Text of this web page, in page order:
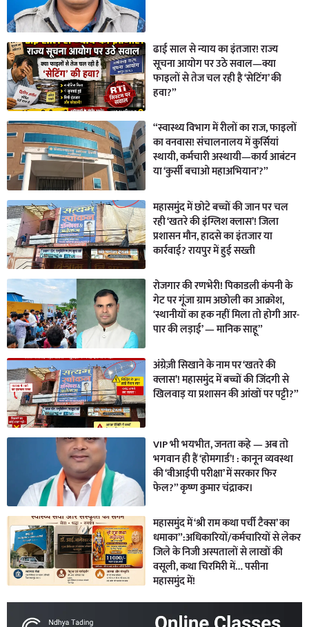
ढाई साल से न्याय का इंतजार! राज्य
सूचना आयोग पर उठे सवाल—क्या
फाइलों से तेज चल रही है ‘सेटिंग’ की
हवा?”
“स्वास्थ्य विभाग में रीलों का राज, फाइलों
का वनवास! संचालनालय में कुर्सियां
स्थायी, कर्मचारी अस्थायी—कार्य आबंटन
या ‘कुर्सी बचाओ महाअभियान’?”
महासमुंद में छोटे बच्चों की जान पर चल
रही ‘खतरे की इंग्लिश क्लास’! जिला
प्रशासन मौन, हादसे का इंतजार या
कार्रवाई? रायपुर में हुई सख्ती
रोजगार की रणभेरी! पिकाडली कंपनी के
गेट पर गूंजा ग्राम अछोली का आक्रोश,
‘स्थानीयों का हक नहीं मिला तो होगी आर-
पार की लड़ाई’ — मानिक साहू”
अंग्रेज़ी सिखाने के नाम पर ‘खतरे की
क्लास’! महासमुंद में बच्चों की जिंदगी से
खिलवाड़ या प्रशासन की आंखों पर पट्टी?”
VIP भी भयभीत, जनता कहे — अब तो
भगवान ही हैं ‘होमगार्ड’! : कानून व्यवस्था
की ‘वीआईपी परीक्षा’ में सरकार फिर
फेल?” कृष्ण कुमार चंद्राकर।
महासमुंद में ‘श्री राम कथा पर्ची टैक्स’ का
धमाका”:अधिकारियों/कर्मचारियों से लेकर
जिले के निजी अस्पतालों से लाखों की
वसूली, कथा चिरमिरी में… पसीना
महासमुंद में!